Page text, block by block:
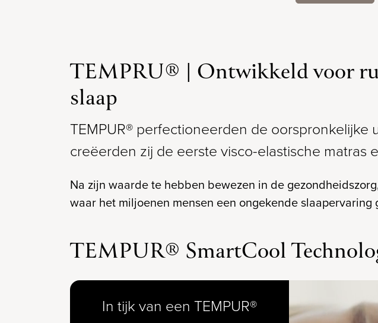
TEMPRU® | Ontwikkeld voor
slaap
TEMPUR® perfectioneerden de oorspronkelijke
creëerden zij de eerste visco-elastische matras
Na zijn waarde te hebben bewezen in de
waar het miljoenen mensen een ongekende slaapervaring
TEMPUR® SmartCool
In tijk van een TEMPUR®